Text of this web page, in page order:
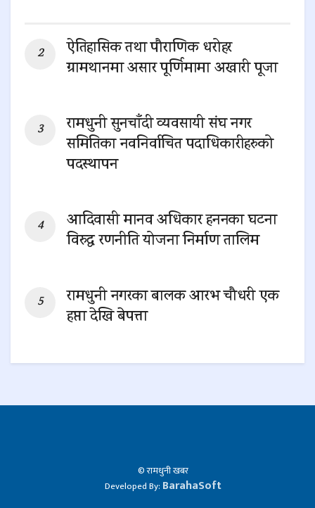
ऐतिहासिक तथा पौराणिक धरोहर
ग्रामथानमा असार पूर्णिमामा अखारी पूजा
रामधुनी सुनचाँदी व्यवसायी संघ नगर
समितिका नवनिर्वाचित पदाधिकारीहरुको
पदस्थापन
आदिवासी मानव अधिकार हननका घटना
विरुद्ध रणनीति योजना निर्माण तालिम
रामधुनी नगरका बालक आरभ चौधरी एक
हप्ता देखि बेपत्ता
© रामधुनी खबर
Developed By: BarahaSoft